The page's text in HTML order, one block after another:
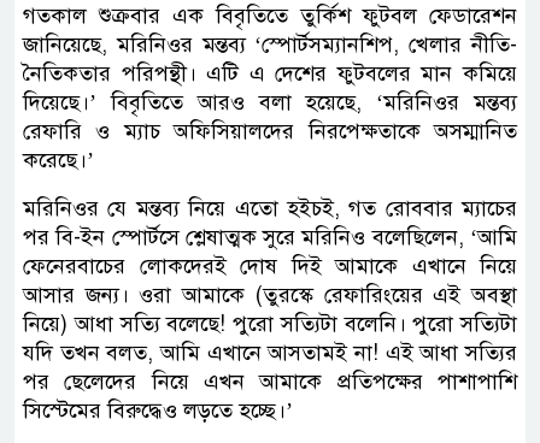
গতকাল শুক্রবার এক বিবৃতিতে তুর্কিশ ফুটবল ফেডারেশন
জানিয়েছে, মরিনিওর মন্তব্য ‘স্পোর্টসম্যানশিপ, খেলার নীতি-
নৈতিকতার পরিপন্থী। এটি এ দেশের ফুটবলের মান কমিয়ে
দিয়েছে।’ বিবৃতিতে আরও বলা হয়েছে, ‘মরিনিওর মন্তব্য
রেফারি ও ম্যাচ অফিসিয়ালদের নিরপেক্ষতাকে অসম্মানিত
করেছে।’
মরিনিওর যে মন্তব্য নিয়ে এতো হইচই, গত রোববার ম্যাচের
পর বি-ইন স্পোর্টসে শ্লেষাত্মক সুরে মরিনিও বলেছিলেন, ‘আমি
ফেনেরবাচের লোকদেরই দোষ দিই আমাকে এখানে নিয়ে
আসার জন্য। ওরা আমাকে (তুরস্কে রেফারিংয়ের এই অবস্থা
নিয়ে) আধা সত্যি বলেছে! পুরো সত্যিটা বলেনি। পুরো সত্যিটা
যদি তখন বলত, আমি এখানে আসতামই না! এই আধা সত্যির
পর ছেলেদের নিয়ে এখন আমাকে প্রতিপক্ষের পাশাপাশি
সিস্টেমের বিরুদ্ধেও লড়তে হচ্ছে।’